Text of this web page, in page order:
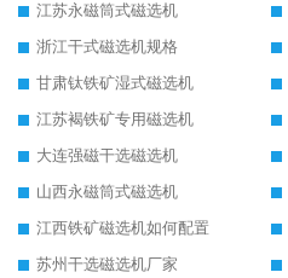
江苏永磁筒式磁选机
浙江干式磁选机规格
甘肃钛铁矿湿式磁选机
江苏褐铁矿专用磁选机
大连强磁干选磁选机
山西永磁筒式磁选机
江西铁矿磁选机如何配置
苏州干选磁选机厂家